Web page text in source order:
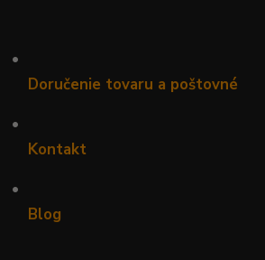
•
Doručenie tovaru a poštovné
•
Kontakt
•
Blog